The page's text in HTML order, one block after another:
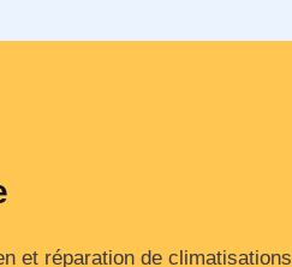
et réparation de climatisations